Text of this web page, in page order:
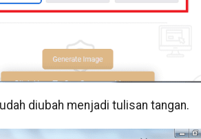
diubah menjadi tulisan tangan.